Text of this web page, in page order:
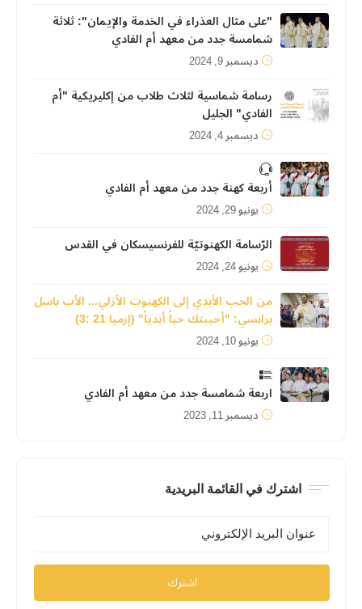
"على مثال العذراء في الخدمة والإيمان": ثلاثة
شمامسة جدد من معهد أم الفادي
ديسمبر 9, 2024
رسامة شماسية لثلاث طلاب من إكليريكية "أم
الفادي" الجليل
ديسمبر 4, 2024
أربعة كهنة جدد من معهد أم الفادي
يونيو 29, 2024
الرّسامة الكهنوتيّة للفرنسيسكان في القدس
يونيو 24, 2024
من الحب الأبدي إلى الكهنوت الأزلي... الأب باسل
برانسي: "أحببتك حباً أبدياً" (إرميا 21 :3)
يونيو 10, 2024
اربعة شمامسة جدد من معهد أم الفادي
ديسمبر 11, 2023
اشترك في القائمة البريدية
اشترك